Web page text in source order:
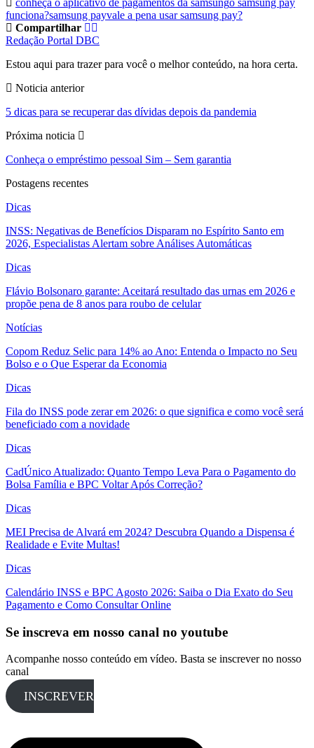
funciona?samsung payvale a pena usar samsung pay?
Compartilhar
Redação Portal DBC
Estou aqui para trazer para você o melhor conteúdo, na hora certa.
Noticia anterior
5 dicas para se recuperar das dívidas depois da pandemia
Próxima noticia
Conheça o empréstimo pessoal Sim – Sem garantia
Postagens recentes
Dicas
INSS: Negativas de Benefícios Disparam no Espírito Santo em
2026, Especialistas Alertam sobre Análises Automáticas
Dicas
Flávio Bolsonaro garante: Aceitará resultado das urnas em 2026 e
propõe pena de 8 anos para roubo de celular
Notícias
Copom Reduz Selic para 14% ao Ano: Entenda o Impacto no Seu
Bolso e o Que Esperar da Economia
Dicas
Fila do INSS pode zerar em 2026: o que significa e como você será
beneficiado com a novidade
Dicas
CadÚnico Atualizado: Quanto Tempo Leva Para o Pagamento do
Bolsa Família e BPC Voltar Após Correção?
Dicas
MEI Precisa de Alvará em 2024? Descubra Quando a Dispensa é
Realidade e Evite Multas!
Dicas
Calendário INSS e BPC Agosto 2026: Saiba o Dia Exato do Seu
Pagamento e Como Consultar Online
Se inscreva em nosso canal no youtube
Acompanhe nosso conteúdo em vídeo. Basta se inscrever no nosso
canal
INSCREVER